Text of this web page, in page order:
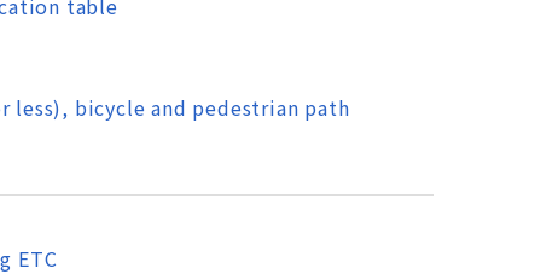
table
less), bicycle and pedestrian path
ETC